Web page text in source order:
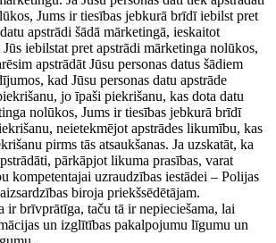
Jums ir tiesības jebkurā brīdī iebilst pret
apstrādi šādā mārketingā, ieskaitot
iebilstat pret apstrādi mārketinga nolūkos,
apstrādāt Jūsu personas datus šādiem
kad Jūsu personas datu apstrāde
jo īpaši piekrišanu, kas dota datu
nolūkos, Jums ir tiesības jebkurā brīdī
neietekmējot apstrādes likumību, kas
pirms tās atsaukšanas. Ja uzskatāt, ka
pārkāpjot likuma prasības, varat
kompetentajai uzraudzības iestādei – Polijas
biroja priekšsēdētājam.
ir brīvprātīga, taču tā ir nepieciešama, lai
un izglītības pakalpojumu līgumu un